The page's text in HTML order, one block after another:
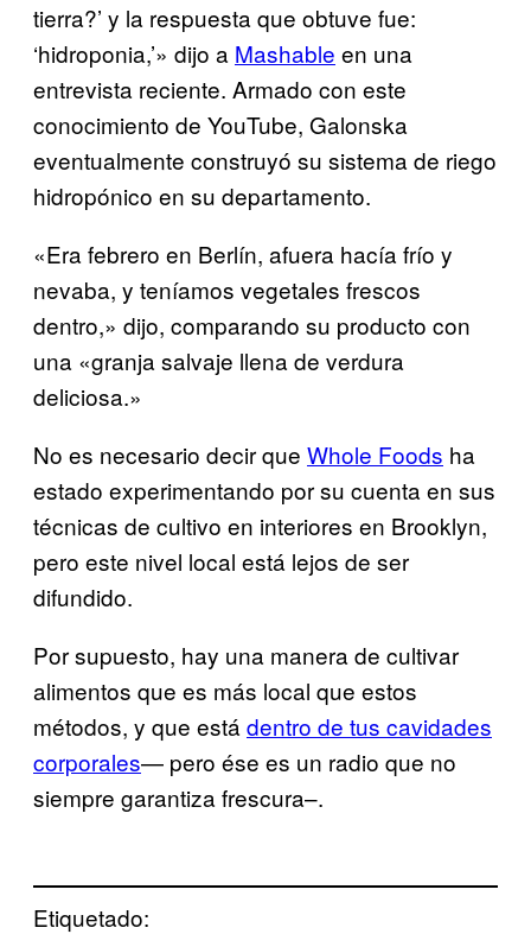
tierra?’ y la respuesta que obtuve fue:
‘hidroponia,’» dijo a Mashable en una
entrevista reciente. Armado con este
conocimiento de YouTube, Galonska
eventualmente construyó su sistema de riego
hidropónico en su departamento.
«Era febrero en Berlín, afuera hacía frío y
nevaba, y teníamos vegetales frescos
dentro,» dijo, comparando su producto con
una «granja salvaje llena de verdura
deliciosa.»
No es necesario decir que Whole Foods ha
estado experimentando por su cuenta en sus
técnicas de cultivo en interiores en Brooklyn,
pero este nivel local está lejos de ser
difundido.
Por supuesto, hay una manera de cultivar
alimentos que es más local que estos
métodos, y que estádentro de tus cavidades
corporales— pero ése es un radio que no
siempre garantiza frescura–.
Etiquetado: